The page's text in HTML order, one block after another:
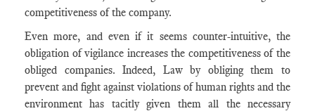
competitiveness of the company.
Even more, and even if it seems counter-intuitive, the
obligation of vigilance increases the competitiveness of the
obliged companies. Indeed, Law by obliging them to
prevent and fight against violations of human rights and the
environment has tacitly given them all the necessary